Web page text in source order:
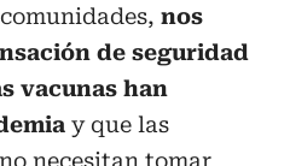
nos
de seguridad
vacunas han
y que las
necesitan tomar